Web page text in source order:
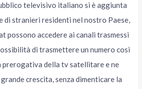
televisivo italiano si è aggiunta
di stranieri residenti nel nostro Paese,
possono accedere ai canali trasmessi
di trasmettere un numero cosi
prerogativa della tv satellitare e ne
crescita, senza dimenticare la